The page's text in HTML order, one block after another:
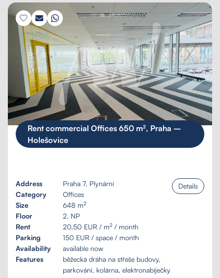
Rent commercial Offices 650 m², Praha –
Holešovice
Address
Praha 7, Plynární
Category
Offices
Size
648 m2
Floor
2. NP
Rent
20,50 EUR / m2 / month
Parking
150 EUR / space / month
Availability
available now
Features
běžecká dráha na střeše budovy,
parkování, kolárna, elektronabíječky
Details